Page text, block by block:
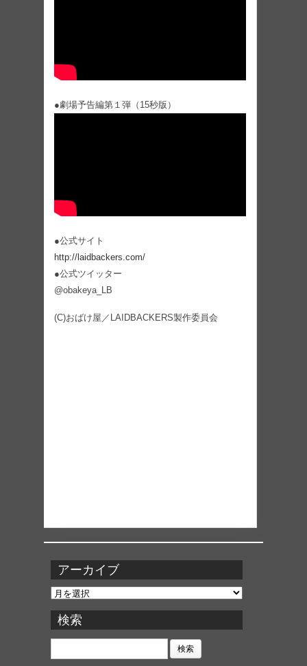
●劇場予告編第１弾（15秒版）
●公式サイト
http://laidbackers.com/
●公式ツイッター
@obakeya_LB
(C)おばけ屋／LAIDBACKERS製作委員会
アーカイブ
ア
カ
イ
ブ
検索
検